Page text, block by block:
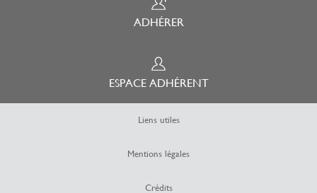
ADHÉRER
ESPACE ADHÉRENT
Liens utiles
Mentions légales
Crédits